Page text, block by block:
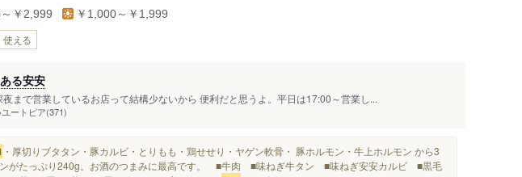
￥2,999 ￥1,000～￥1,999
使える
る安安
まで営業しているお店って結構少ないから 便利だと思うよ。平日は17:00～営業し...
ートピア(371)
・厚切りブタタン・豚カルビ・とりもも・鶏せせり・ヤゲン軟骨・ 豚ホルモン・牛上ホルモン から3
がたっぷり240g。お酒のつまみに最高です。 ■牛肉 ■味ねぎ牛タン ■味ねぎ安安カルビ ■黒毛